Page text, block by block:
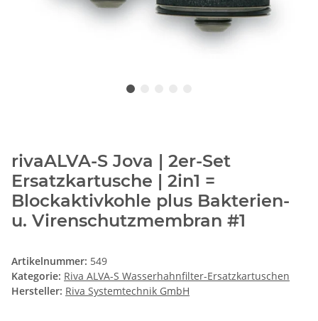
rivaALVA-S Jova | 2er-Set
Ersatzkartusche | 2in1 =
Blockaktivkohle plus Bakterien-
u. Virenschutzmembran #1
Artikelnummer: 549
Kategorie: Riva ALVA-S Wasserhahnfilter-Ersatzkartuschen
Hersteller: Riva Systemtechnik GmbH